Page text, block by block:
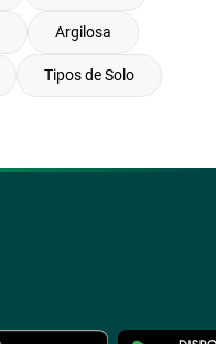
Argilosa
Tipos de Solo